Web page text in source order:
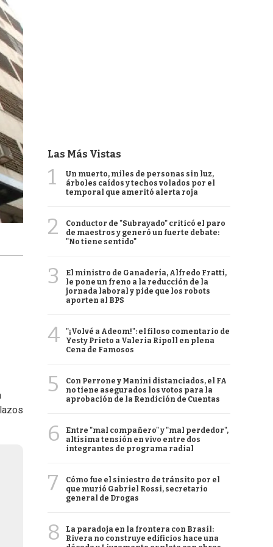
Las Más Vistas
1
Un muerto, miles de personas sin luz,
árboles caídos y techos volados por el
temporal que ameritó alerta roja
2
Conductor de "Subrayado" criticó el paro
de maestros y generó un fuerte debate:
"No tiene sentido"
3
El ministro de Ganadería, Alfredo Fratti,
le pone un freno a la reducción de la
jornada laboral y pide que los robots
aporten al BPS
4
"¡Volvé a Adeom!": el filoso comentario de
Yesty Prieto a Valeria Ripoll en plena
Cena de Famosos
5
Con Perrone y Manini distanciados, el FA
no tiene asegurados los votos para la
aprobación de la Rendición de Cuentas
6
Entre "mal compañero" y "mal perdedor",
altísima tensión en vivo entre dos
integrantes de programa radial
7
Cómo fue el siniestro de tránsito por el
que murió Gabriel Rossi, secretario
general de Drogas
8
La paradoja en la frontera con Brasil:
Rivera no construye edificios hace una